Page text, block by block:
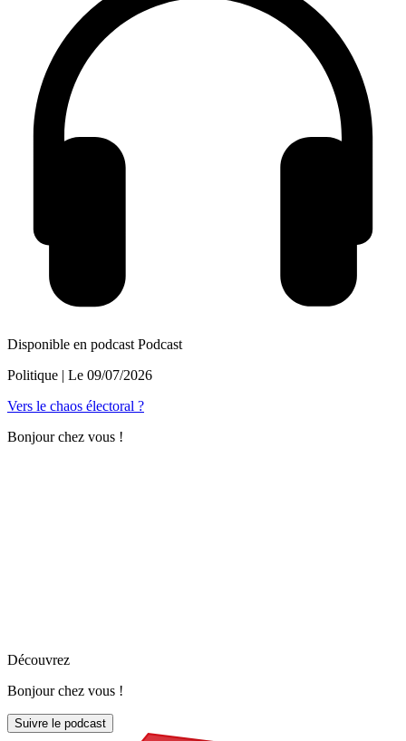
Disponible en podcast Podcast
Politique | Le 09/07/2026
Vers le chaos électoral ?
Bonjour chez vous !
Découvrez
Bonjour chez vous !
Suivre le podcast